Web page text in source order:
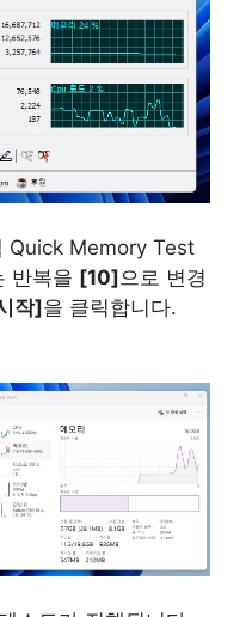
Quick Memory Test
반복을 [10]으로 변경
작]을 클릭합니다.